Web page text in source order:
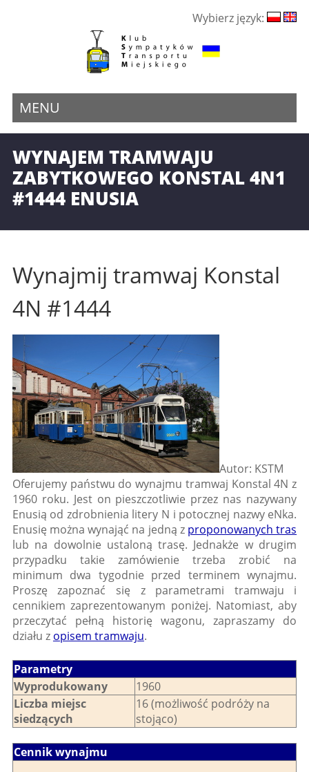
Wybierz język:
MENU
WYNAJEM TRAMWAJU
ZABYTKOWEGO KONSTAL 4N1
#1444 ENUSIA
Wynajmij tramwaj Konstal
4N #1444
Autor: KSTM
Oferujemy państwu do wynajmu tramwaj Konstal 4N z
1960 roku. Jest on pieszczotliwie przez nas nazywany
Enusią od zdrobnienia litery N i potocznej nazwy eNka.
Enusię można wynająć na jedną z proponowanych tras
lub na dowolnie ustaloną trasę. Jednakże w drugim
przypadku takie zamówienie trzeba zrobić na
minimum dwa tygodnie przed terminem wynajmu.
Proszę zapoznać się z parametrami tramwaju i
cennikiem zaprezentowanym poniżej. Natomiast, aby
przeczytać pełną historię wagonu, zapraszamy do
działu z opisem tramwaju.
Parametry
Wyprodukowany
1960
Liczba miejsc
siedzących
16 (możliwość podróży na
stojąco)
Cennik wynajmu